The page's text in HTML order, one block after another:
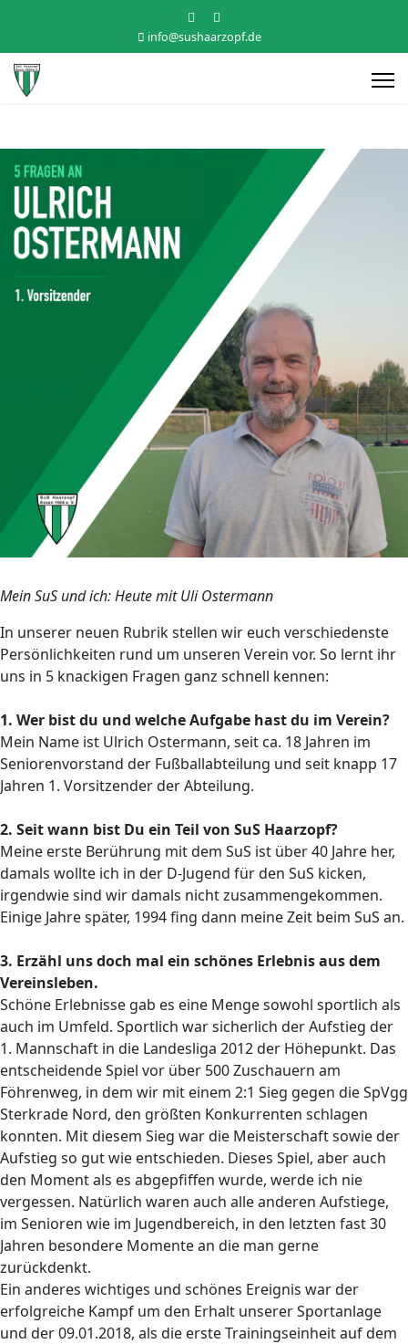
info@sushaarzopf.de
Mein SuS und ich: Heute mit Uli Ostermann
In unserer neuen Rubrik stellen wir euch verschiedenste
Persönlichkeiten rund um unseren Verein vor. So lernt ihr
uns in 5 knackigen Fragen ganz schnell kennen:
1. Wer bist du und welche Aufgabe hast du im Verein?
Mein Name ist Ulrich Ostermann, seit ca. 18 Jahren im
Seniorenvorstand der Fußballabteilung und seit knapp 17
Jahren 1. Vorsitzender der Abteilung.
2. Seit wann bist Du ein Teil von SuS Haarzopf?
Meine erste Berührung mit dem SuS ist über 40 Jahre her,
damals wollte ich in der D-Jugend für den SuS kicken,
irgendwie sind wir damals nicht zusammengekommen.
Einige Jahre später, 1994 fing dann meine Zeit beim SuS an.
3. Erzähl uns doch mal ein schönes Erlebnis aus dem
Vereinsleben.
Schöne Erlebnisse gab es eine Menge sowohl sportlich als
auch im Umfeld. Sportlich war sicherlich der Aufstieg der
1. Mannschaft in die Landesliga 2012 der Höhepunkt. Das
entscheidende Spiel vor über 500 Zuschauern am
Föhrenweg, in dem wir mit einem 2:1 Sieg gegen die SpVgg
Sterkrade Nord, den größten Konkurrenten schlagen
konnten. Mit diesem Sieg war die Meisterschaft sowie der
Aufstieg so gut wie entschieden. Dieses Spiel, aber auch
den Moment als es abgepfiffen wurde, werde ich nie
vergessen. Natürlich waren auch alle anderen Aufstiege,
im Senioren wie im Jugendbereich, in den letzten fast 30
Jahren besondere Momente an die man gerne
zurückdenkt.
Ein anderes wichtiges und schönes Ereignis war der
erfolgreiche Kampf um den Erhalt unserer Sportanlage
und der 09.01.2018, als die erste Trainingseinheit auf dem